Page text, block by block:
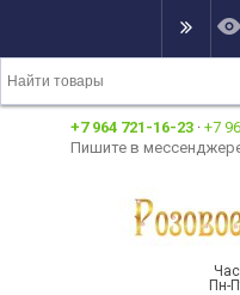
+7 964 721-16-23 · +7
Пишите в
Пн-